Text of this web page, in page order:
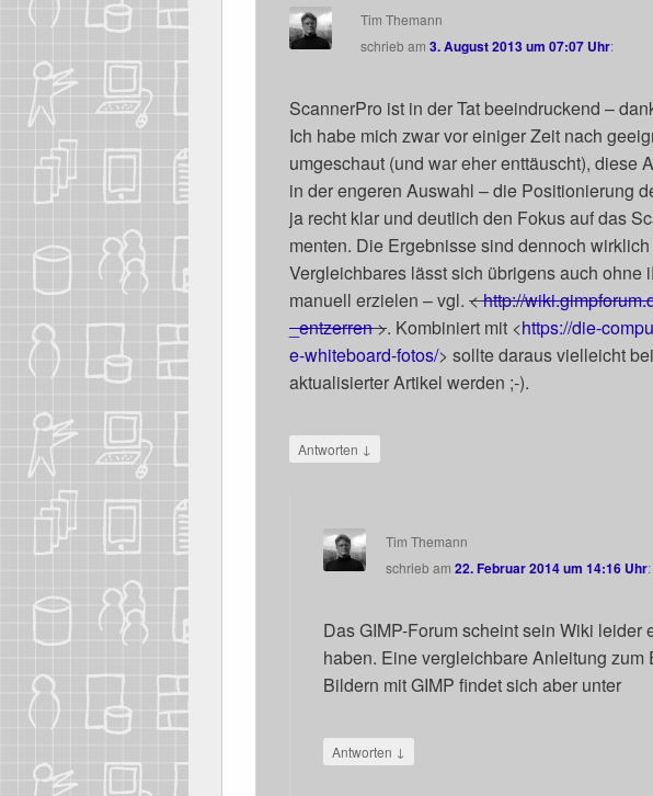
Tim Themann
schriebam3. August 2013 um 07:07 Uhr:
Scan­ner­Pro ist in der Tat beein­dru­ckend –
Ich habe mich zwar vor eini­ger Zeit nach
umge­schaut (und war eher ent­täuscht), die­se
in der enge­ren Aus­wahl – die Posi­tio­nie­rung
ja recht klar und deut­lich den Fokus auf das
men­ten. Die Ergeb­nis­se sind den­noch
Ver­gleich­ba­res lässt sich übri­gens auch ohne
manu­ell erzie­len – vgl. <http://​
_entzerren>. Kom­bi­niert mit <https://​die​-
e​-​w​h​i​t​e​b​o​ard-fotos/> soll­te dar­aus viel­leicht
aktua­li­sier­ter Arti­kel werden ;-).
Antworten ↓
Tim Themann
schriebam 22. Februar 2014 um 14:16 Uhr:
Das GIMP-Forum scheint sein Wiki lei­der
haben. Eine ver­gleich­ba­re Anlei­tung zum
Bil­dern mit GIMP fin­det sich aber unter
Antworten ↓